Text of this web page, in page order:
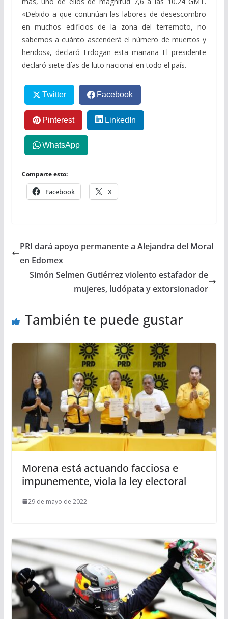
«Debido a que continúan las labores de desescombro
en muchos edificios de la zona del terremoto, no
sabemos a cuánto ascenderá el número de muertos y
heridos», declaró Erdogan esta mañana El presidente
declaró siete días de luto nacional en todo el país.
Twitter Facebook
Pinterest LinkedIn
WhatsApp
Comparte esto:
Facebook X
PRI dará apoyo permanente a Alejandra del Moral
en Edomex
Simón Selmen Gutiérrez violento estafador de
mujeres, ludópata y extorsionador
También te puede gustar
Morena está actuando facciosa e
impunemente, viola la ley electoral
29 de mayo de 2022